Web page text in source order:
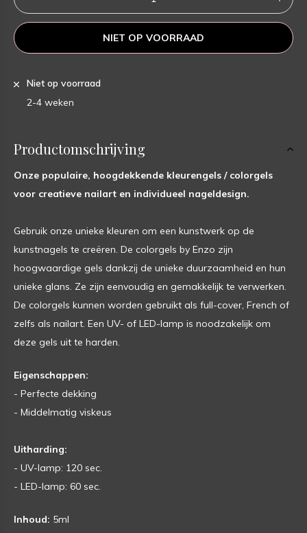
NIET OP VOORRAAD
Niet op voorraad
2-4 weken
Productomschrijving
Onze populaire, hoogdekkende kleurengels / colorgels
voor creatieve nailart en individueel nageldesign.
Gebruik onze unieke kleuren om een kunstwerk op de
kunstnagels te creëren. De colorgels by Enzo zijn
hoogwaardige gels dankzij de unieke duurzaamheid en hun
unieke glans. Ze zijn eenvoudig en gemakkelijk te verwerken.
De colorgels kunnen worden gebruikt als full-cover, French of
zelfs als nailart. Een UV- of LED-lamp is noodzakelijk om
deze gels uit te harden.
Eigenschappen:
- Perfecte dekking
- Middelmatig viskeus
Uitharding:
- UV-lamp: 120 sec.
- LED-lamp: 60 sec.
Inhoud: 5ml